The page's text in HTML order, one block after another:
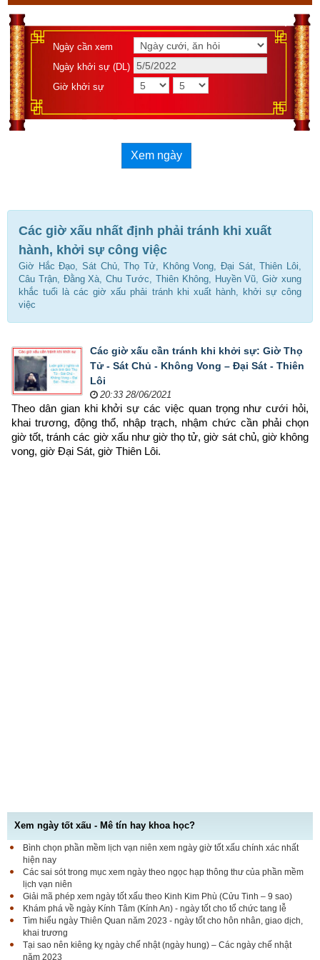
Ngày cần xem
Ngày khởi sự (DL)
Giờ khởi sự
Xem ngày
Các giờ xấu nhất định phải tránh khi xuất
hành, khởi sự công việc
Giờ Hắc Đạo, Sát Chủ, Thọ Tử, Không Vong, Đại Sát, Thiên Lôi,
Câu Trận, Đằng Xà, Chu Tước, Thiên Không, Huyền Vũ, Giờ xung
khắc tuổi là các giờ xấu phải tránh khi xuất hành, khởi sự công
việc
Các giờ xấu cần tránh khi khởi sự: Giờ Thọ
Tử - Sát Chủ - Không Vong – Đại Sát - Thiên
Lôi
20:33 28/06/2021
Theo dân gian khi khởi sự các việc quan trọng như cưới hỏi,
khai trương, động thổ, nhập trạch, nhậm chức cần phải chọn
giờ tốt, tránh các giờ xấu như giờ thọ tử, giờ sát chủ, giờ không
vong, giờ Đại Sát, giờ Thiên Lôi.
Xem ngày tốt xấu - Mê tín hay khoa học?
Bình chọn phần mềm lịch vạn niên xem ngày giờ tốt xấu chính xác nhất
hiện nay
Các sai sót trong mục xem ngày theo ngọc hạp thông thư của phần mềm
lịch vạn niên
Giải mã phép xem ngày tốt xấu theo Kinh Kim Phù (Cửu Tinh – 9 sao)
Khám phá về ngày Kính Tâm (Kính An) - ngày tốt cho tổ chức tang lễ
Tìm hiểu ngày Thiên Quan năm 2023 - ngày tốt cho hôn nhân, giao dịch,
khai trương
Tại sao nên kiêng kỵ ngày chế nhật (ngày hung) – Các ngày chế nhật
năm 2023